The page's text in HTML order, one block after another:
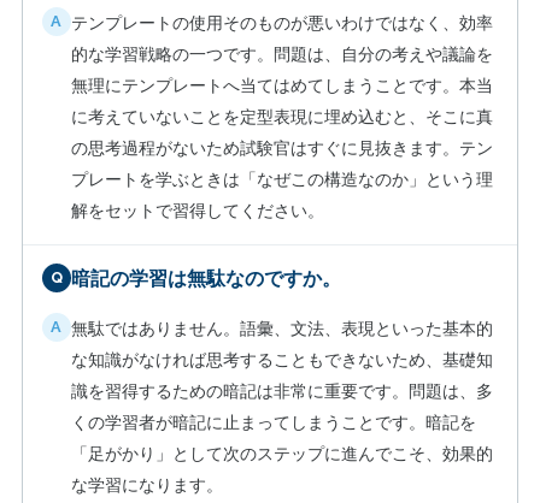
テンプレートの使用そのものが悪いわけではなく、効率
的な学習戦略の一つです。問題は、自分の考えや議論を
無理にテンプレートへ当てはめてしまうことです。本当
に考えていないことを定型表現に埋め込むと、そこに真
の思考過程がないため試験官はすぐに見抜きます。テン
プレートを学ぶときは「なぜこの構造なのか」という理
解をセットで習得してください。
暗記の学習は無駄なのですか。
無駄ではありません。語彙、文法、表現といった基本的
な知識がなければ思考することもできないため、基礎知
識を習得するための暗記は非常に重要です。問題は、多
くの学習者が暗記に止まってしまうことです。暗記を
「足がかり」として次のステップに進んでこそ、効果的
な学習になります。